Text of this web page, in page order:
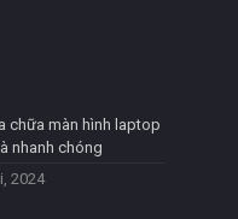
chữa màn hình laptop
nhanh chóng
2024